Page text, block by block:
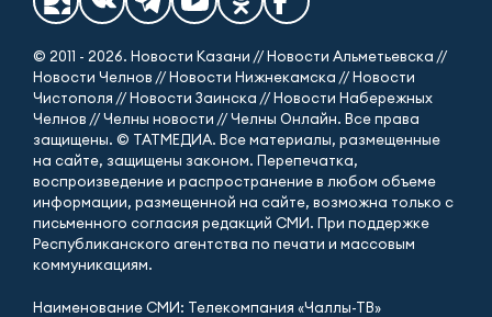
© 2011 - 2026. Новости Казани // Новости Альметьевска //
Новости Челнов // Новости Нижнекамска // Новости
Чистополя // Новости Заинска // Новости Набережных
Челнов // Челны новости // Челны Онлайн. Все права
защищены. © ТАТМЕДИА. Все материалы, размещенные
на сайте, защищены законом. Перепечатка,
воспроизведение и распространение в любом объеме
информации, размещенной на сайте, возможна только с
письменного согласия редакций СМИ. При поддержке
Республиканского агентства по печати и массовым
коммуникациям.
Наименование СМИ: Телекомпания «Чаллы-ТВ»